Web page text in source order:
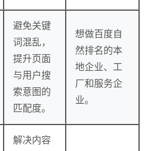
避免关键
词混乱，
提升页面
与用户搜
索意图的
匹配度。
想做百度自
然排名的本
地企业、工
厂和服务企
业。
解决内容
· 营销型网站建设 · SEO搜索优